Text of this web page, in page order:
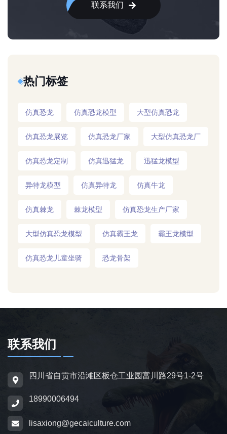
联系我们
热门标签
仿真恐龙 仿真恐龙模型 大型仿真恐龙
仿真恐龙展览 仿真恐龙厂家 大型仿真恐龙厂
仿真恐龙定制 仿真迅猛龙 迅猛龙模型
异特龙模型 仿真异特龙 仿真牛龙
仿真棘龙 棘龙模型 仿真恐龙生产厂家
大型仿真恐龙模型 仿真霸王龙 霸王龙模型
仿真恐龙儿童坐骑 恐龙骨架
联系我们
四川省自贡市沿滩区板仓工业园富川路29号1-2号
18990006494
lisaxiong@gecaiculture.com